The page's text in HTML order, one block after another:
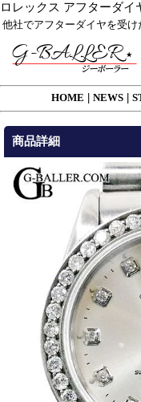
ロレックス アフターダ
他社でアフターダイヤを受
HOME NEWS
商品詳細